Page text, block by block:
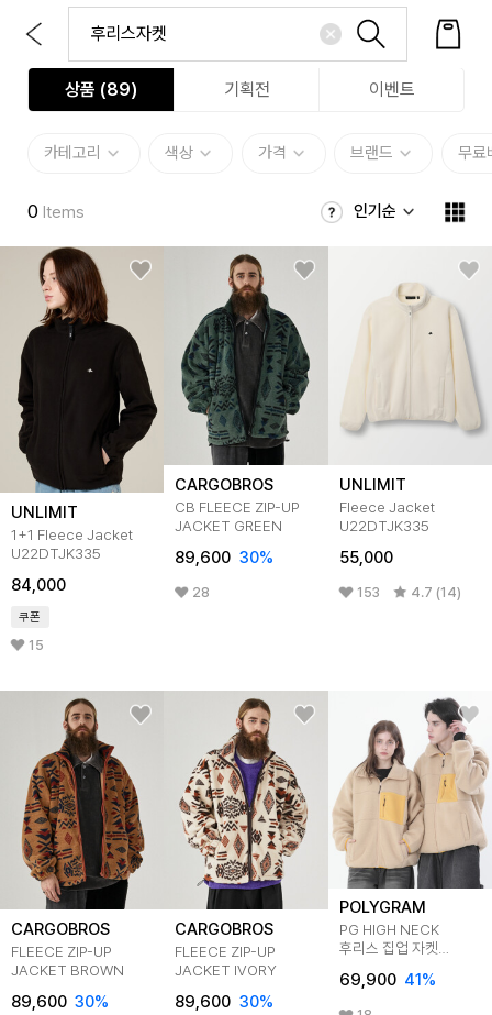
상품 (89) 기획전 이벤트
카테고리 색상 가격 브랜드 무료
0 Items 인기순
UNLIMIT
1+1 Fleece Jacket
U22DTJK335
84,000
쿠폰
15
CARGOBROS
CB FLEECE ZIP-UP
JACKET GREEN
89,600 30%
28
UNLIMIT
Fleece Jacket
U22DTJK335
55,000
153 4.7 (14)
CARGOBROS
FLEECE ZIP-UP
JACKET BROWN
89,600 30%
CARGOBROS
FLEECE ZIP-UP
JACKET IVORY
89,600 30%
POLYGRAM
PG HIGH NECK
후리스 집업 자켓
69,900 41 %